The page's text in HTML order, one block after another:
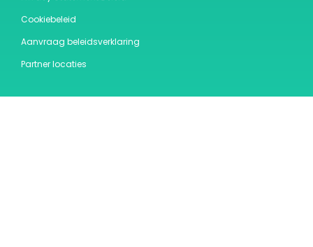
Cookiebeleid
Aanvraag beleidsverklaring
Partner locaties